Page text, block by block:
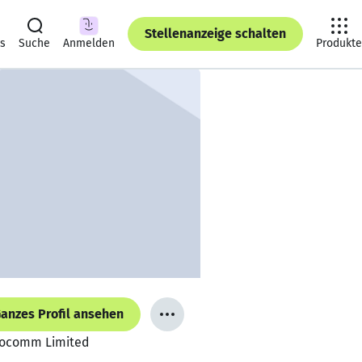
Suche Anmelden
Stellenanzeige schalten
Produkte
Profil ansehen
Limited